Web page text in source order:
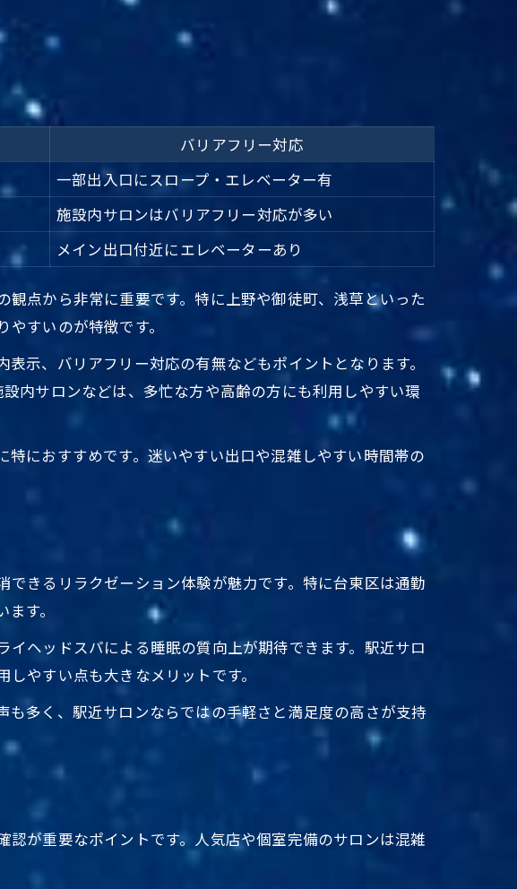
果
きる癒し
リット
ート理由
フレッシュ
イベート空間を満喫
用体験
善を目指す
バリアフリー対応
一部出入口にスロープ・エレベーター有
施設内サロンはバリアフリー対応が多い
メイン出口付近にエレベーターあり
点から非常に重要です。特に上野や御徒町、浅草といった
すいのが特徴です。
示、バリアフリー対応の有無などもポイントとなります。
内サロンなどは、多忙な方や高齢の方にも利用しやすい環
におすすめです。迷いやすい出口や混雑しやすい時間帯の
きるリラクゼーション体験が魅力です。特に台東区は通勤
す。
ヘッドスパによる睡眠の質向上が期待できます。駅近サロ
やすい点も大きなメリットです。
多く、駅近サロンならではの手軽さと満足度の高さが支持
が重要なポイントです。人気店や個室完備のサロンは混雑